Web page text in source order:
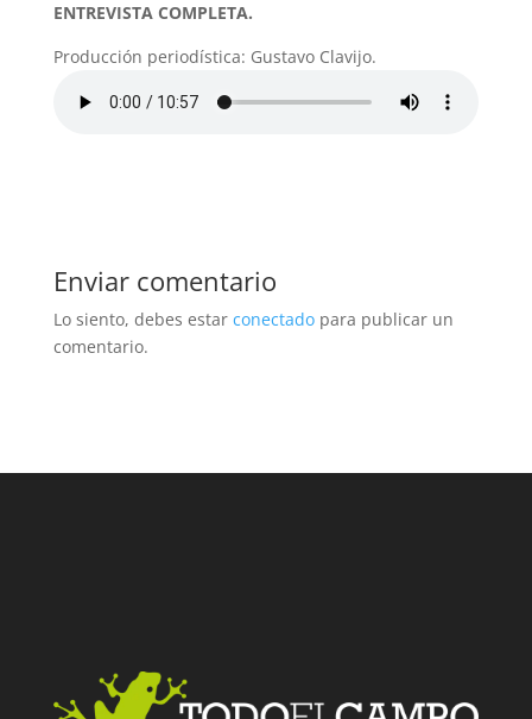
ENTREVISTA COMPLETA.
Producción periodística: Gustavo Clavijo.
Enviar comentario
Lo siento, debes estar conectadopara publicar un
comentario.